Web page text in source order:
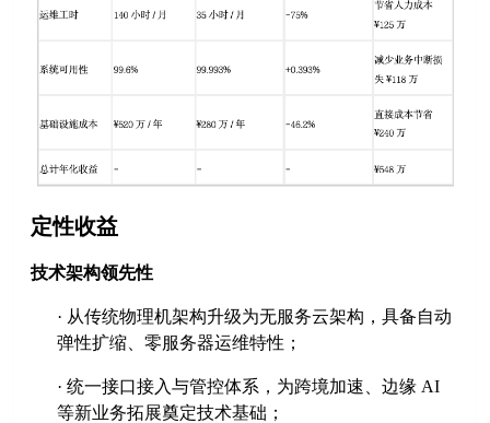
定性收益
技术架构领先性
· 从传统物理机架构升级为无服务云架构，具备自动
弹性扩缩、零服务器运维特性；
·统一接口接入与管控体系，为跨境加速、边缘 AI
等新业务拓展奠定技术基础；